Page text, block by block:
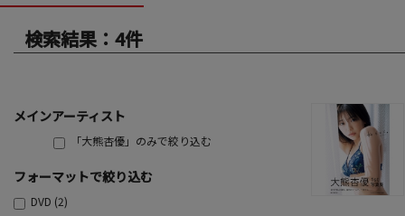
検索結果：4件
メインアーティスト
「大熊杏優」のみで絞り込む
フォーマットで絞り込む
DVD (2)